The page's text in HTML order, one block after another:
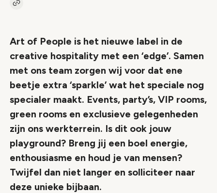
Kopieer link naar vacature
Art of People is het nieuwe label in de
creative hospitality met een ‘edge’. Samen
met ons team zorgen wij voor dat ene
beetje extra ‘sparkle’ wat het speciale nog
specialer maakt. Events, party’s, VIP rooms,
green rooms en exclusieve gelegenheden
zijn ons werkterrein. Is dit ook jouw
playground? Breng jij een boel energie,
enthousiasme en houd je van mensen?
Twijfel dan niet langer en solliciteer naar
deze unieke bijbaan.